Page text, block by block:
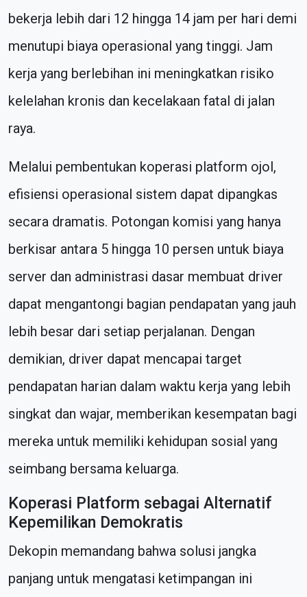
bekerja lebih dari 12 hingga 14 jam per hari demi
menutupi biaya operasional yang tinggi. Jam
kerja yang berlebihan ini meningkatkan risiko
kelelahan kronis dan kecelakaan fatal di jalan
raya.
Melalui pembentukan koperasi platform ojol,
efisiensi operasional sistem dapat dipangkas
secara dramatis. Potongan komisi yang hanya
berkisar antara 5 hingga 10 persen untuk biaya
server dan administrasi dasar membuat driver
dapat mengantongi bagian pendapatan yang jauh
lebih besar dari setiap perjalanan. Dengan
demikian, driver dapat mencapai target
pendapatan harian dalam waktu kerja yang lebih
singkat dan wajar, memberikan kesempatan bagi
mereka untuk memiliki kehidupan sosial yang
seimbang bersama keluarga.
Koperasi Platform sebagai Alternatif
Kepemilikan Demokratis
Dekopin memandang bahwa solusi jangka
panjang untuk mengatasi ketimpangan ini